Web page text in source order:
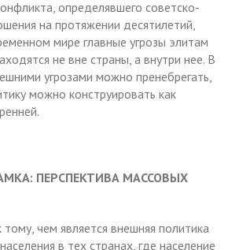
определявшего советско-
на протяжении десятилетий,
мире главные угрозы элитам
не вне страны, а внутри нее. В
угрозами можно пренебрегать,
можно конструировать как
ПЕРСПЕКТИВА МАССОВЫХ
чем является внешняя политика
в тех странах, где население